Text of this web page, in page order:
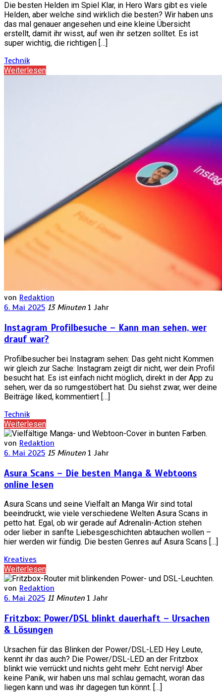
Die besten Helden im Spiel Klar, in Hero Wars gibt es viele
Helden, aber welche sind wirklich die besten? Wir haben uns
das mal genauer angesehen und eine kleine Übersicht
erstellt, damit ihr wisst, auf wen ihr setzen solltet. Es ist
super wichtig, die richtigen […]
Technik
Weiterlesen
von Redaktion
6. Mai 2025 13 Minuten 1 Jahr
Instagram Profilbesuche – Kann man sehen, wer
drauf war?
Profilbesucher bei Instagram sehen: Das geht nicht Kommen
wir gleich zur Sache: Instagram zeigt dir nicht, wer dein Profil
besucht hat. Es ist einfach nicht möglich, direkt in der App zu
sehen, wer da so rumgestöbert hat. Du siehst zwar, wer deine
Beiträge liked, kommentiert […]
Technik
Weiterlesen
von Redaktion
6. Mai 2025 15 Minuten 1 Jahr
Asura Scans – Die besten Manga & Webtoons
online lesen
Asura Scans und seine Vielfalt an Manga Wir sind total
beeindruckt, wie viele verschiedene Welten Asura Scans in
petto hat. Egal, ob wir gerade auf Adrenalin-Action stehen
oder lieber in sanfte Liebesgeschichten abtauchen wollen –
hier werden wir fündig. Die besten Genres auf Asura Scans […]
Kreatives
Weiterlesen
von Redaktion
6. Mai 2025 11 Minuten 1 Jahr
Fritzbox: Power/DSL blinkt dauerhaft – Ursachen
& Lösungen
Ursachen für das Blinken der Power/DSL-LED Hey Leute,
kennt ihr das auch? Die Power/DSL-LED an der Fritzbox
blinkt wie verrückt und nichts geht mehr. Echt nervig! Aber
keine Panik, wir haben uns mal schlau gemacht, woran das
liegen kann und was ihr dagegen tun könnt. […]